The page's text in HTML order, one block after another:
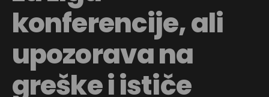
konferencije, ali
upozorava na
greške i ističe